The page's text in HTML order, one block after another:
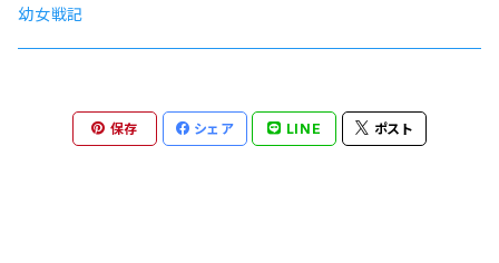
QUELL
幼女戦記
保存 シェア LINE ポスト